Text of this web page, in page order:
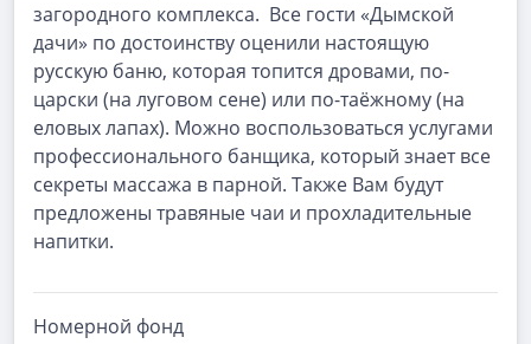
загородного комплекса. Все гости «Дымской
дачи» по достоинству оценили настоящую
русскую баню, которая топится дровами, по-
царски (на луговом сене) или по-таёжному (на
еловых лапах). Можно воспользоваться услугами
профессионального банщика, который знает все
секреты массажа в парной. Также Вам будут
предложены травяные чаи и прохладительные
напитки.
Номерной фонд